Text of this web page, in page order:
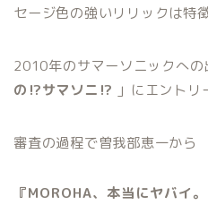
セージ色の強いリリックは特徴
2010年のサマーソニックへ
の⁉︎サマソニ⁉︎ 」にエントリ
審査の過程で曽我部恵一から
『MOROHA、本当にヤバイ